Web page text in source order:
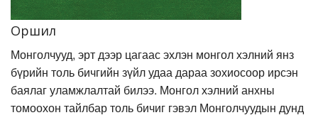
Оршил
Монголчууд, эрт дээр цагаас эхлэн монгол хэлний янз
бүрийн толь бичгийн зүйл удаа дараа зохиосоор ирсэн
баялаг уламжлалтай билээ. Монгол хэлний анхны
томоохон тайлбар толь бичиг гэвэл Монголчуудын дунд